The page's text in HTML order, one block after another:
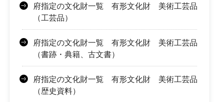
府指定の文化財一覧 有形文化財 美術工芸品
（工芸品）
府指定の文化財一覧 有形文化財 美術工芸品
（書跡・典籍、古文書）
府指定の文化財一覧 有形文化財 美術工芸品
（歴史資料）